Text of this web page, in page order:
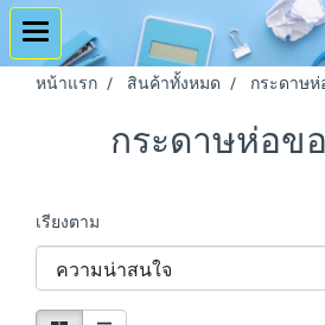
หน้าแรก สินค้าทั้งหมด กระดาษ
กระดาษห่อข
เรียงตาม